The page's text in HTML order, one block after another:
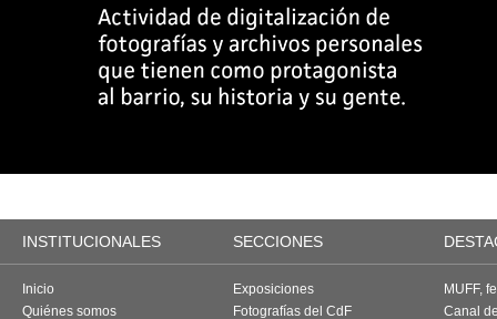
INSTITUCIONALES SECCIONES
Inicio
Quiénes somos
Exposiciones
Fotografías del CdF
MUFF,
Canal